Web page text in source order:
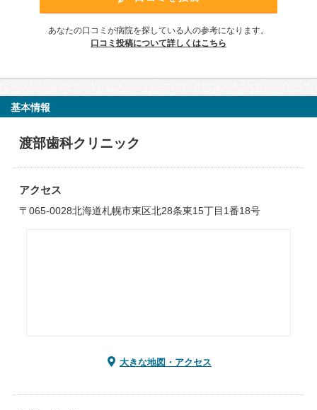
あなたの口コミが病院を探している人の参考になります。
口コミ投稿について詳しくはこちら
基本情報
渡部歯科クリニック
アクセス
〒065-0028北海道札幌市東区北28条東15丁目1番18号
大きな地図・アクセス